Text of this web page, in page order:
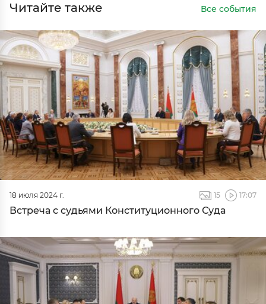
Читайте также Все события
18 июля 2024 г. 15 17:07
Встреча с судьями Конституционного Суда